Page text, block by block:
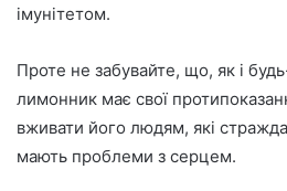
імунітетом.
Проте не забувайте, що, як і
лимонник має свої
вживати його людям, які
мають проблеми з серцем.